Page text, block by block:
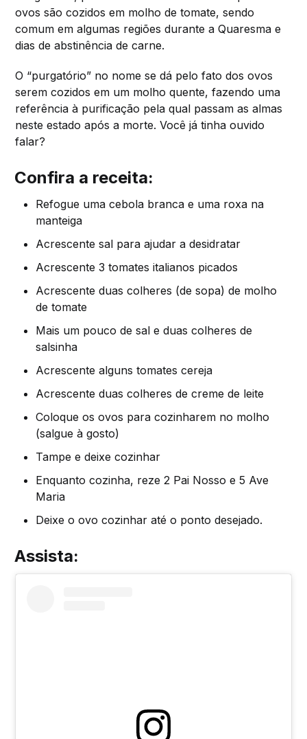
ovos são cozidos em molho de tomate, sendo
comum em algumas regiões durante a Quaresma e
dias de abstinência de carne.
O “purgatório” no nome se dá pelo fato dos ovos
serem cozidos em um molho quente, fazendo uma
referência à purificação pela qual passam as almas
neste estado após a morte. Você já tinha ouvido
falar?
Confira a receita:
Refogue uma cebola branca e uma roxa na
manteiga
Acrescente sal para ajudar a desidratar
Acrescente 3 tomates italianos picados
Acrescente duas colheres (de sopa) de molho
de tomate
Mais um pouco de sal e duas colheres de
salsinha
Acrescente alguns tomates cereja
Acrescente duas colheres de creme de leite
Coloque os ovos para cozinharem no molho
(salgue à gosto)
Tampe e deixe cozinhar
Enquanto cozinha, reze 2 Pai Nosso e 5 Ave
Maria
Deixe o ovo cozinhar até o ponto desejado.
Assista: